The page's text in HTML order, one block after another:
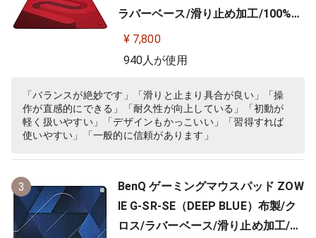
ラバーベース/滑り止め加工/100%フ
ルフラット/3.5mm
¥ 7,800
940人が使用
「バランスが絶妙です」「滑りと止まり具合が良い」「操
作が直感的にできる」「耐久性が向上している」「初動が
軽く扱いやすい」「デザインもかっこいい」「習得すれば
使いやすい」「一般的に信頼があります」
3
BenQ ゲーミングマウスパッド ZOW
IE G-SR-SE（DEEP BLUE）布製/ク
ロス/ラバーベース/滑り止め加工/10